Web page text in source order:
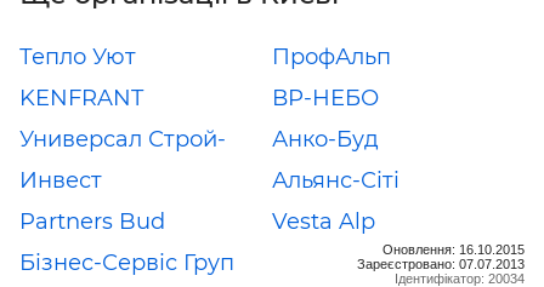
Тепло Уют
ПрофАльп
KENFRANT
ВР-НЕБО
Универсал Строй-
Инвест
Анко-Буд
Альянс-Сіті
Partners Bud
Vesta Alp
Бізнес-Сервіс Груп
Оновлення: 16.10.2015
Зареєстровано: 07.07.2013
Ідентифікатор: 20034